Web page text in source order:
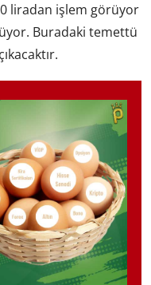
liradan işlem görüyor
Buradaki temettü